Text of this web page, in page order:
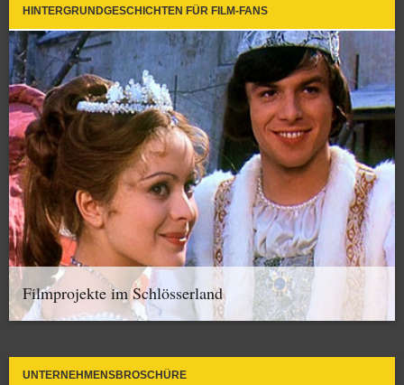
HINTERGRUNDGESCHICHTEN FÜR FILM-FANS
Filmprojekte im Schlösserland
UNTERNEHMENSBROSCHÜRE